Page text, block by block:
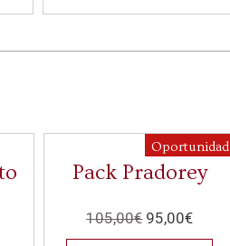
Oportunidad
Pack Pradorey
105,00€ 95,00€